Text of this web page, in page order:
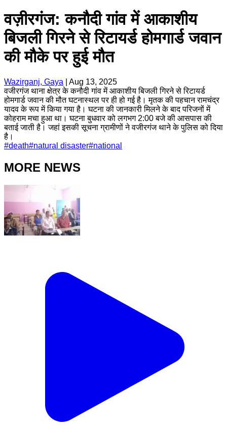
वज़ीरगंज: कनौदी गांव में आकाशीय
बिजली गिरने से रिटायर्ड होमगार्ड जवान
की मौके पर हुई मौत
Wazirganj, Gaya
Aug 13, 2025
वजीरगंज थाना क्षेत्र के कनौदी गांव में आकाशीय बिजली गिरने से रिटायर्ड
होमगार्ड जवान की मौत घटनास्थल पर ही हो गई है। मृतक की पहचान रामचंद्र
यादव के रूप में किया गया है। घटना की जानकारी मिलने के बाद परिजनों में
कोहराम मचा हुआ था। घटना बुधवार को लगभग 2:00 बजे की आसपास की
बताई जाती है। जहां इसकी सूचना ग्रामीणों ने वजीरगंज थाने के पुलिस को दिया
है।
#death#natural disaster#national
MORE NEWS